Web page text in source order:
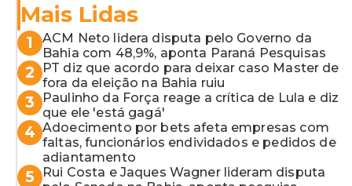
Mais Lidas
1
ACM Neto lidera disputa pelo Governo da
Bahia com 48,9%, aponta Paraná Pesquisas
2
PT diz que acordo para deixar caso Master de
fora da eleição na Bahia ruiu
3
Paulinho da Força reage a crítica de Lula e diz
que ele 'está gagá'
4 Adoecimento por bets afeta empresas com
faltas, funcionários endividados e pedidos de
adiantamento
5
Rui Costa e Jaques Wagner lideram disputa